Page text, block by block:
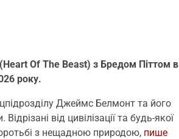
Of The Beast) з Бредом Піттом в
року.
Джеймс Белмонт та його
від цивілізації та будь-якої
з нещадною природою, пише